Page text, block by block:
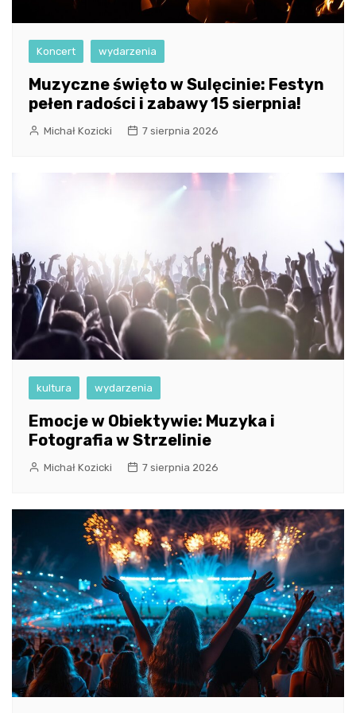
Koncert wydarzenia
Muzyczne święto w Sulęcinie: Festyn
pełen radości i zabawy 15 sierpnia!
Michał Kozicki 7 sierpnia 2026
kultura wydarzenia
Emocje w Obiektywie: Muzyka i
Fotografia w Strzelinie
Michał Kozicki 7 sierpnia 2026